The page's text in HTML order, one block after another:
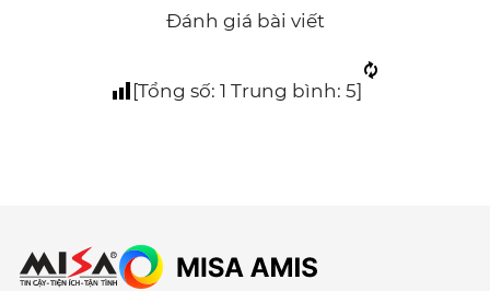
Đánh giá bài viết
[Tổng số: 1 Trung bình: 5]